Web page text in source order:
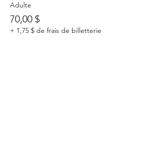
Adulte
70,00 $
+ 1,75 $ de frais de billetterie